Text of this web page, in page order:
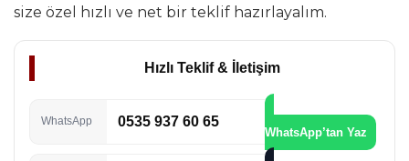
size özel hızlı ve net bir teklif hazırlayalım.
Hızlı Teklif & İletişim
WhatsApp 0535 937 60 65
WhatsApp’tan Yaz